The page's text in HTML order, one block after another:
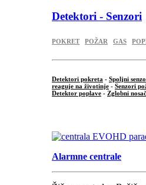
Detektori - Senzori
POKRET POŽAR GAS
Detektori pokreta - Spoljni
reaguje na životinje - Senzori
Detektor poplave - Zglobni
Alarmne centrale